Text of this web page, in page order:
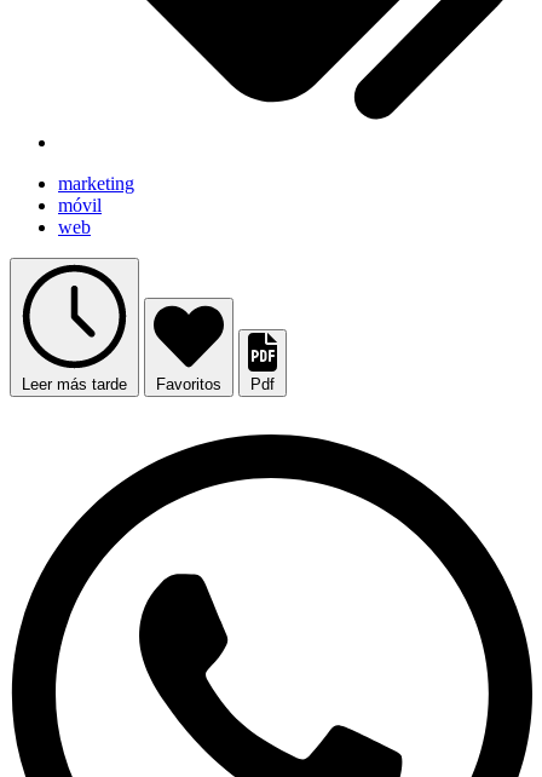
marketing
móvil
web
Leer más tarde Favoritos Pdf